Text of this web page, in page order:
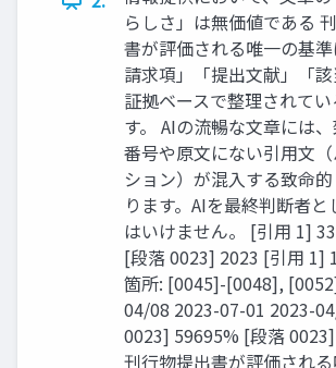
らしさ」は無価値である
書が評価される唯一の基
請求項」「提出文献」「
証拠ベースで整理されて
す。 AIの流暢な文章には
番号や原文にない引用文
ション）が混入する致命
ります。AIを最終判断者と
はいけません。 [引用 1]
[段落 0023] 2023 [引用 1]
箇所: [0045]-[0048],
04/08 2023-07-01 2023-
0023] 59695% [段落
刊行物提出書が評価され